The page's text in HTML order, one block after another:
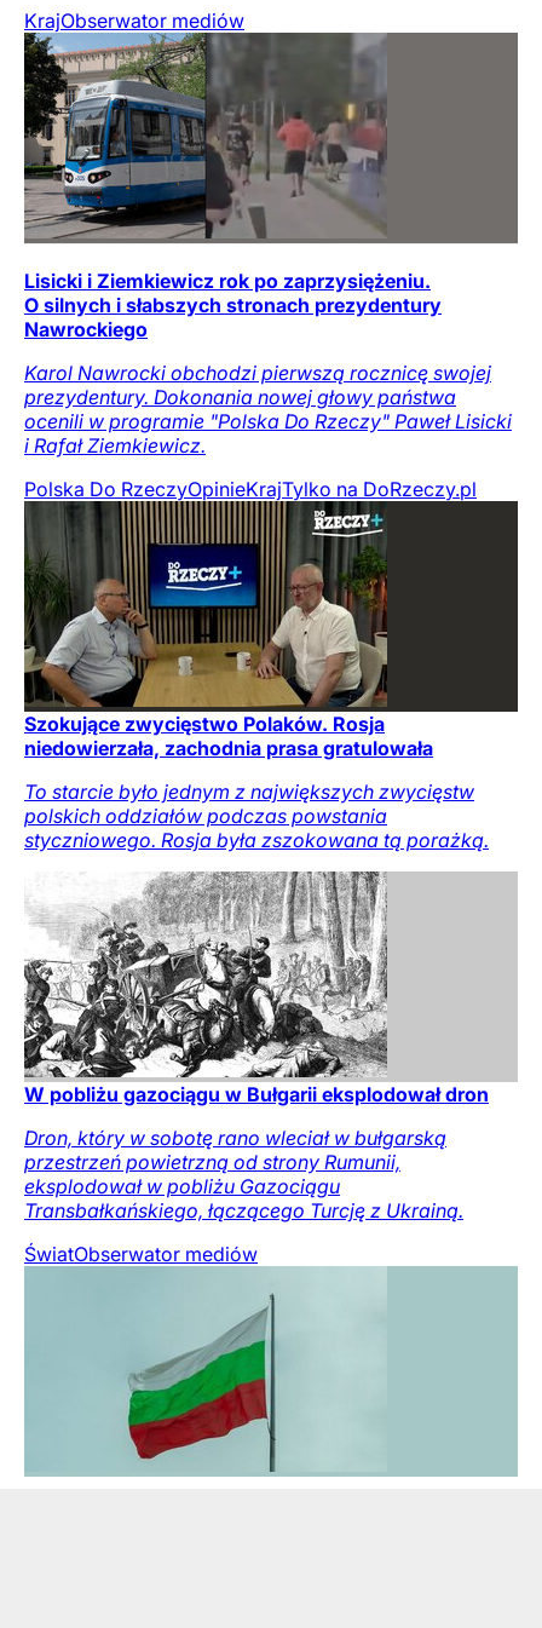
KrajObserwator mediów
Lisicki i Ziemkiewicz rok po zaprzysiężeniu.
O silnych i słabszych stronach prezydentury
Nawrockiego
Karol Nawrocki obchodzi pierwszą rocznicę swojej
prezydentury. Dokonania nowej głowy państwa
ocenili w programie "Polska Do Rzeczy" Paweł Lisicki
i Rafał Ziemkiewicz.
Polska Do RzeczyOpinieKrajTylko na DoRzeczy.pl
Szokujące zwycięstwo Polaków. Rosja
niedowierzała, zachodnia prasa gratulowała
To starcie było jednym z największych zwycięstw
polskich oddziałów podczas powstania
styczniowego. Rosja była zszokowana tą porażką.
W pobliżu gazociągu w Bułgarii eksplodował dron
Dron, który w sobotę rano wleciał w bułgarską
przestrzeń powietrzną od strony Rumunii,
eksplodował w pobliżu Gazociągu
Transbałkańskiego, łączącego Turcję z Ukrainą.
ŚwiatObserwator mediów